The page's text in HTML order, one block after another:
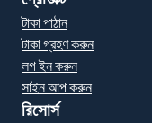
টাকা পাঠান
টাকা গ্রহণ করুন
লগ ইন করুন
সাইন আপ করুন
রিসোর্স